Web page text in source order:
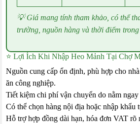
💡 Giá mang tính tham khảo, có thể
trường, nguồn hàng và thời điểm trong
⭐ Lợi Ích Khi Nhập Heo Mảnh Tại Chợ
Nguồn cung cấp ổn định, phù hợp cho
ăn công nghiệp.
Tiết kiệm chi phí vận chuyển do nằm
Có thể chọn hàng nội địa hoặc nhập khẩu
Hỗ trợ hợp đồng dài hạn, hóa đơn VAT rõ